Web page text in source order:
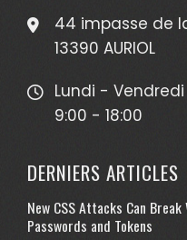
44 impasse de
13390 AURIOL
Lundi - Vendredi
9:00 - 18:00
DERNIERS ARTICLES
New CSS Attacks Can
Passwords and Tokens